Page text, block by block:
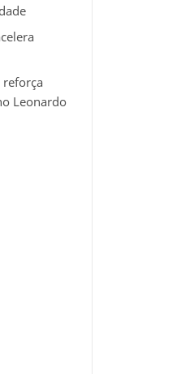
Leonardo